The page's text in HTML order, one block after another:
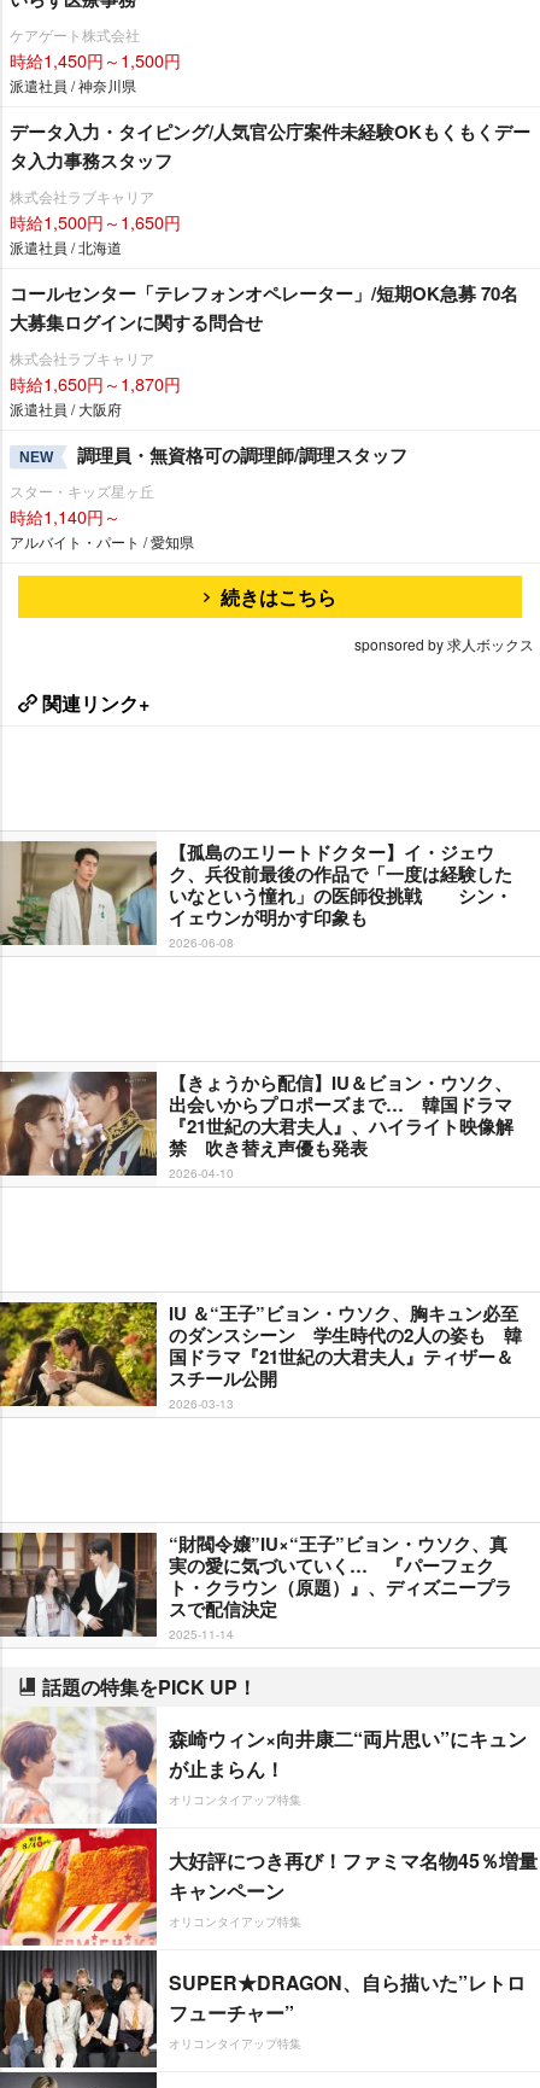
ケアゲート株式会社
時給1,450円～1,500円
派遣社員 / 神奈川県
データ入力・タイピング/人気官公庁案件未経験OKもくもくデー
タ入力事務スタッフ
株式会社ラブキャリア
時給1,500円～1,650円
派遣社員 / 北海道
コールセンター「テレフォンオペレーター」/短期OK急募 70名
大募集ログインに関する問合せ
株式会社ラブキャリア
時給1,650円～1,870円
派遣社員 / 大阪府
NEW 調理員・無資格可の調理師/調理スタッフ
スター・キッズ星ヶ丘
時給1,140円～
アルバイト・パート / 愛知県
続きはこちら
sponsored by 求人ボックス
関連リンク+
【孤島のエリートドクター】イ・ジェウ
ク、兵役前最後の作品で「一度は経験した
いなという憧れ」の医師役挑戦 シン・
イェウンが明かす印象も
2026-06-08
【きょうから配信】IU＆ビョン・ウソク、
出会いからプロポーズまで… 韓国ドラマ
『21世紀の大君夫人』、ハイライト映像解
禁 吹き替え声優も発表
2026-04-10
IU ＆“王子”ビョン・ウソク、胸キュン必至
のダンスシーン 学生時代の2人の姿も 韓
国ドラマ『21世紀の大君夫人』ティザー＆
スチール公開
2026-03-13
“財閥令嬢”IU×“王子”ビョン・ウソク、真
実の愛に気づいていく… 『パーフェク
ト・クラウン（原題）』、ディズニープラ
スで配信決定
2025-11-14
話題の特集をPICK UP！
森崎ウィン×向井康二“両片思い”にキュン
が止まらん！
オリコンタイアップ特集
大好評につき再び！ファミマ名物45％増量
キャンペーン
オリコンタイアップ特集
SUPER★DRAGON、自ら描いた”レトロ
フューチャー”
オリコンタイアップ特集